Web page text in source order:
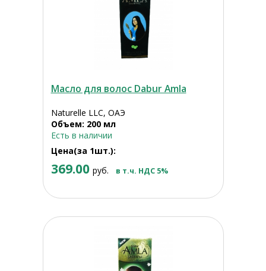
Масло для волос Dabur Amla
Naturelle LLC, ОАЭ
Объем: 200 мл
Есть в наличии
Цена(за 1шт.):
369.00 руб. в т.ч. НДС 5%